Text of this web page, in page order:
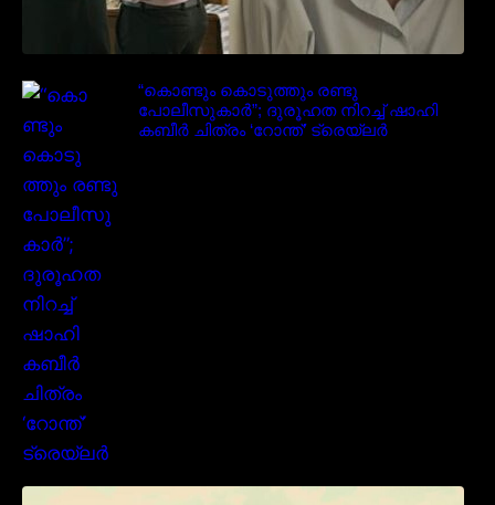
“കൊണ്ടും കൊടുത്തും രണ്ടു
പോലീസുകാർ”; ദുരൂഹത നിറച്ച് ഷാഹി
കബീർ ചിത്രം ‘റോന്ത്’ ട്രെയ്‌ലർ